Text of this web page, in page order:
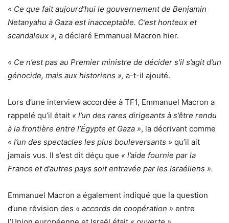
« Ce que fait aujourd’hui le gouvernement de Benjamin
Netanyahu à Gaza est inacceptable. C’est honteux et
scandaleux », a déclaré Emmanuel Macron hier.
« Ce n’est pas au Premier ministre de décider s’il s’agit d’un
génocide, mais aux historiens », a-t-il ajouté.
Lors d’une interview accordée à TF1, Emmanuel Macron a
rappelé qu’il était « l’un des rares dirigeants à s’être rendu
à la frontière entre l’Égypte et Gaza », la décrivant comme
« l’un des spectacles les plus bouleversants » qu’il ait
jamais vus. Il s’est dit déçu que « l’aide fournie par la
France et d’autres pays soit entravée par les Israéliens ».
Emmanuel Macron a également indiqué que la question
d’une révision des « accords de coopération » entre